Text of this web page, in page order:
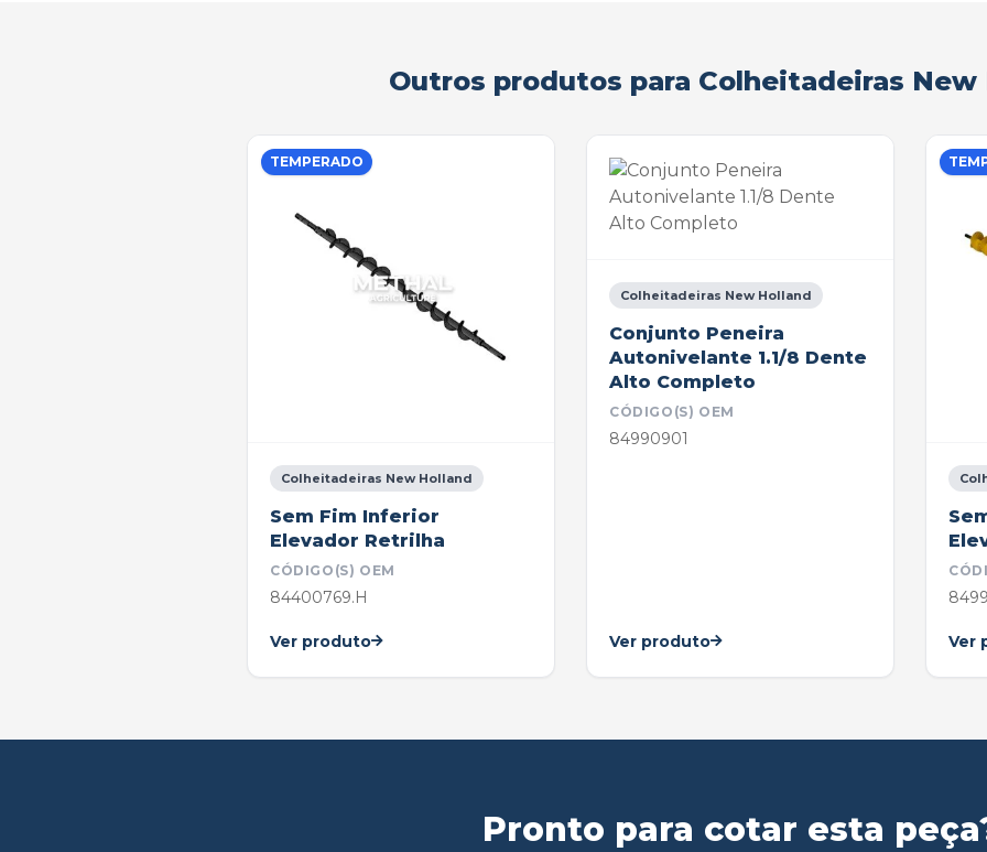
Outros produtos para Colheitadeiras New
TEMPERADO
Colheitadeiras New Holland
Sem Fim Inferior
Elevador Retrilha
CÓDIGO(S) OEM
84400769.H
Ver produto
Colheitadeiras New Holland
Conjunto Peneira
Autonivelante 1.1/8 Dente
Alto Completo
CÓDIGO(S) OEM
84990901
Ver produto Ver
Pronto para cotar esta